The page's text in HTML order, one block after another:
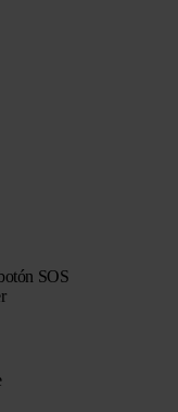
SOS